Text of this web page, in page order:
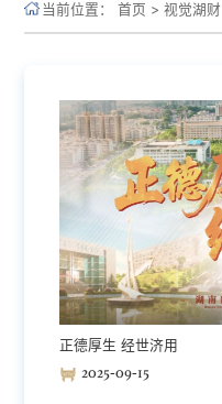
当前位置：首页 >视觉湖财
正德厚生 经世济用
2025-09-15